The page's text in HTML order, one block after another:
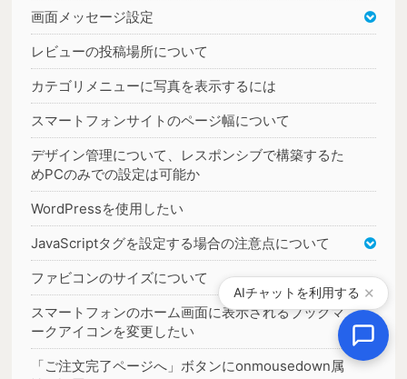
画面メッセージ設定
レビューの投稿場所について
カテゴリメニューに写真を表示するには
スマートフォンサイトのページ幅について
デザイン管理について、レスポンシブで構築するた
めPCのみでの設定は可能か
WordPressを使用したい
JavaScriptタグを設定する場合の注意点について
ファビコンのサイズについて
スマートフォンのホーム画面に表示されるブックマ
ークアイコンを変更したい
「ご注文完了ページへ」ボタンにonmousedown属
AIチャットを利用する ✕